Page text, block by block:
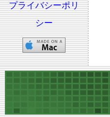
プライバシーポリ
シー